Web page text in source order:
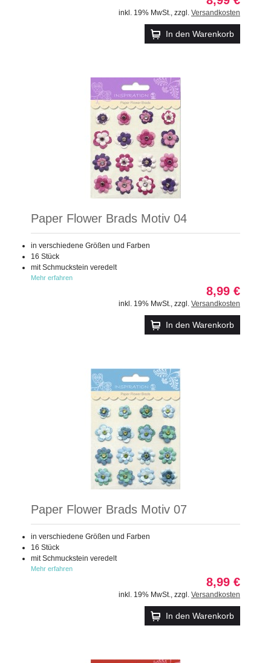
inkl. 19% MwSt. zzgl. Versandkosten
In den Warenkorb
Paper Flower Brads Motiv 04
in verschiedene Größen und Farben
16 Stück
mit Schmuckstein veredelt
Mehr erfahren
8,99 €
inkl. 19% MwSt. zzgl. Versandkosten
In den Warenkorb
Paper Flower Brads Motiv 07
in verschiedene Größen und Farben
16 Stück
mit Schmuckstein veredelt
Mehr erfahren
8,99 €
inkl. 19% MwSt. zzgl. Versandkosten
In den Warenkorb